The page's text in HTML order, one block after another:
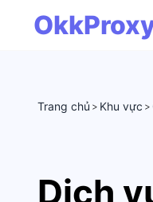
Trang chủ > Khu vực >
Dịch